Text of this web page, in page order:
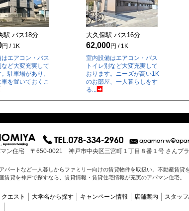
駅 バス18分
円 / 1K
エアコン・バス
など大変充実して
駐車場があり、
を置いておくこ
大久保駅 バス16分
62,000円 / 1K
室内設備はエアコン・バス
トイレ別など大変充実して
おります。ニーズが高い1K
のお部屋、一人暮らしをす
る...
ン住宅 〒650-0021 神戸市中央区三宮町１丁目８番１号 さんプ
ートなど一人暮しからファミリー向けの賃貸物件を取扱い。不動産賃貸
貸を神戸で探すなら、賃貸情報・賃貸住宅情報が充実のアパマン住宅。
エスト 大学名から探す キャンペーン情報 店舗案内 スタッ